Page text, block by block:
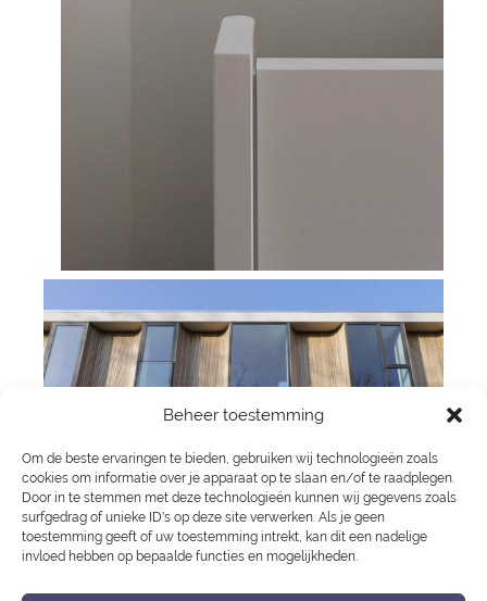
Beheer toestemming
Om de beste ervaringen te bieden, gebruiken wij technologieën zoals
cookies om informatie over je apparaat op te slaan en/of te raadplegen.
Door in te stemmen met deze technologieën kunnen wij gegevens zoals
surfgedrag of unieke ID's op deze site verwerken. Als je geen
toestemming geeft of uw toestemming intrekt, kan dit een nadelige
invloed hebben op bepaalde functies en mogelijkheden.
Burgemeester Veningmeineszlaan
| dakopbouwen | Amsterdam
Een (inmiddels) 5-tal dakopbouwen in Amsterdam